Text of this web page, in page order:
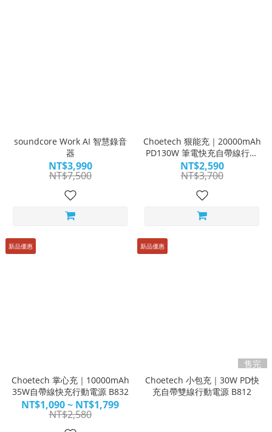
soundcore Work AI 智慧錄音
器
NT$3,990
NT$7,500
Choetech 狠能充｜20000mAh
PD130W 筆電快充自帶線行動
電源 B815C
NT$2,590
NT$3,700
新品優惠
Choetech 掌心充｜10000mAh
35W自帶線快充行動電源 B832
NT$1,090 ~ NT$1,799
NT$2,580
新品優惠
售完
Choetech 小包充｜30W PD快
充自帶雙線行動電源 B812